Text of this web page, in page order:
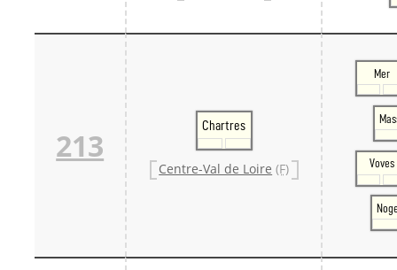
213
Chartres
Centre-Val de Loire (F)
Mer
Voves